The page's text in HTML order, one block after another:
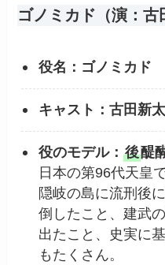
ゴノミカド（演：古
役名：ゴノミカド
キャスト：古田新太
役のモデル：後醍
日本の第96代天皇
隠岐の島に流刑後
倒したこと、建武
出たこと、史実に
もたくさん。